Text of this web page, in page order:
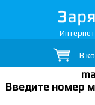
Интернет
В
Введите номер